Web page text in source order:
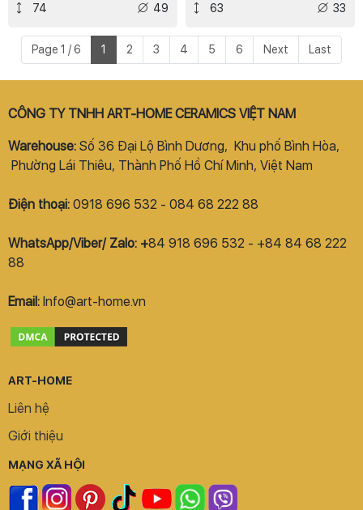
74 49 63 33
Page 1 / 6 1 2 3 4 5 6 Next Last
CÔNG TY TNHH ART-HOME CERAMICS VIỆT NAM
Warehouse: Số 36 Đại Lộ Bình Dương, Khu phố Bình Hòa,
Phường Lái Thiêu, Thành Phố Hồ Chí Minh, Việt Nam
Điện thoại: 0918 696 532 - 084 68 222 88
WhatsApp/Viber/ Zalo: +84 918 696 532 - +84 84 68 222
88
Email: Info@art-home.vn
ART-HOME
Liên hệ
Giới thiệu
MẠNG XÃ HỘI